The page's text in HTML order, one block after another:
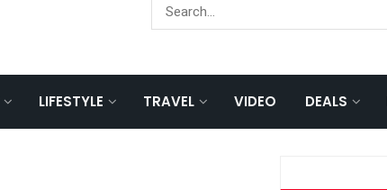
LIFESTYLE TRAVEL VIDEO DEALS